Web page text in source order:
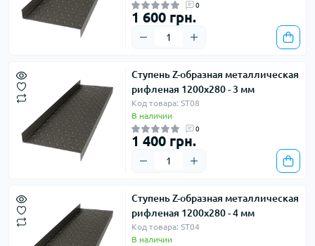
0
1 600 грн.
Ступень Z-образная металлическая
рифленая 1200х280 - 3 мм
Код товара: ST08
В наличии
0
1 400 грн.
Ступень Z-образная металлическая
рифленая 1200х280 - 4 мм
Код товара: ST04
В наличии